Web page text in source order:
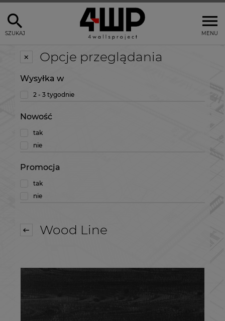
MENU
SZUKAJ
Opcje przeglądania
Wysyłka w
2 - 3 tygodnie
Nowość
tak
nie
Promocja
tak
nie
Wood Line